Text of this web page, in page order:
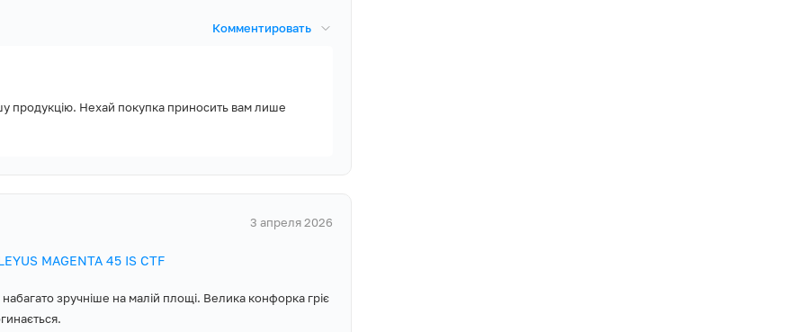
згасло полум'я
Тож безпека
жиклерів та
техніки,
і доступну
Комментировать
продукцію. Нехай покупка приносить вам лише
3 апреля 2026
MAGENTA 45 IS CTF
зручніше на малій площі. Велика конфорка гріє